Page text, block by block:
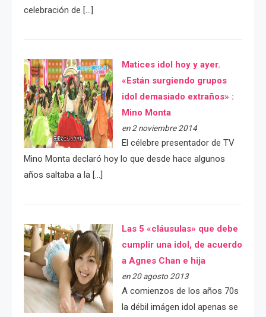
celebración de […]
Matices idol hoy y ayer.
«Están surgiendo grupos
idol demasiado extraños» :
Mino Monta
en 2 noviembre 2014
El célebre presentador de TV
Mino Monta declaró hoy lo que desde hace algunos
años saltaba a la […]
Las 5 «cláusulas» que debe
cumplir una idol, de acuerdo
a Agnes Chan e hija
en 20 agosto 2013
A comienzos de los años 70s
la débil imágen idol apenas se